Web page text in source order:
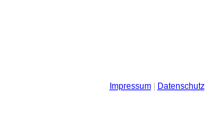
Impressum| Datenschutz